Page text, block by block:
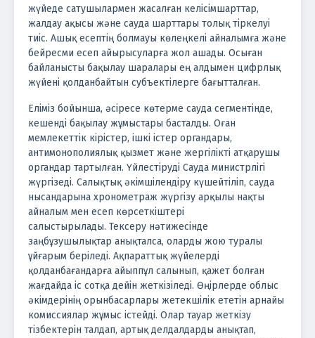
жүйеде сатушылармен жасалған келісімшарттар,
жалдау ақысы және сауда шарттары толық тіркелуі
тиіс. Ашық есептің болмауы көлеңкелі айналымға және
бейресми есеп айырысуларға жол ашады. Осыған
байланысты бақылау шаралары ең алдымен цифрлық
жүйені қолданбайтын субъектілерге бағытталған.
Еліміз бойынша, әсіресе көтерме сауда сегментінде,
кешенді бақылау жұмыстары басталды. Оған
мемлекеттік кірістер, ішкі істер органдары,
антимонополиялық қызмет және жергілікті атқарушы
органдар тартылған. Үйлестіруді Сауда министрлігі
жүргізеді. Салықтық әкімшілендіру күшейтіліп, сауда
нысандарына хронометраж жүргізу арқылы нақты
айналым мен есеп көрсеткіштері
салыстырылады. Тексеру нәтижесінде
заңбұзушылықтар анықталса, оларды жою туралы
ұйғарым беріледі. Ақпараттық жүйелерді
қолданбағандарға айыппұл салынып, қажет болған
жағдайда іс сотқа дейін жеткізіледі. Өңірлерде облыс
әкімдерінің орынбасарлары жетекшілік ететін арнайы
комиссиялар жұмыс істейді. Олар тауар жеткізу
тізбектерін талдап, артық делдалдарды анықтап,